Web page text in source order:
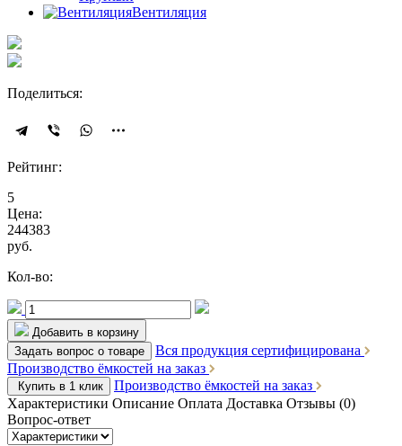
Вентиляция
Поделиться:
Рейтинг:
5
Цена:
244383
руб.
Кол-во:
Добавить в корзину
Задать вопрос о товаре
Вся продукция сертифицирована
Производство ёмкостей на заказ
Купить в 1 клик
Производство ёмкостей на заказ
Характеристики Описание Оплата Доставка Отзывы (0)
Вопрос-ответ